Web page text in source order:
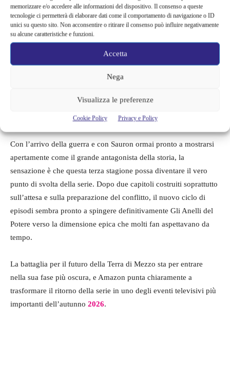
memorizzare e/o accedere alle informazioni del dispositivo. Il consenso a queste
tecnologie ci permetterà di elaborare dati come il comportamento di navigazione o ID
unici su questo sito. Non acconsentire o ritirare il consenso può influire negativamente
su alcune caratteristiche e funzioni.
Accetta
Nega
Visualizza le preferenze
Cookie Policy Privacy e Policy
proseguire il progetto per diversi anni, costruendo un vero
universo fantasy capace di competere con le grandi saghe
televisive internazionali.
Peter Friedlander, responsabile della televisione globale di
Amazon, ha definito la serie uno dei simboli principali
la risposta del pubblico avrebbe confermato la forza del progetto
e la capacità della saga di attirare spettatori in tutto il mondo.
Con l’arrivo della guerra e con Sauron ormai pronto a mostrarsi
apertamente come il grande antagonista della storia, la
sensazione è che questa terza stagione possa diventare il vero
punto di svolta della serie. Dopo due capitoli costruiti soprattutto
sull’attesa e sulla preparazione del conflitto, il nuovo ciclo di
episodi sembra pronto a spingere definitivamente Gli Anelli del
Potere verso la dimensione epica che molti fan aspettavano da
tempo.
La battaglia per il futuro della Terra di Mezzo sta per entrare
nella sua fase più oscura, e Amazon punta chiaramente a
trasformare il ritorno della serie in uno degli eventi televisivi più
importanti dell’autunno 2026.